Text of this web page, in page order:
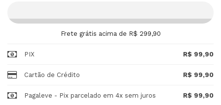
Frete grátis acima de R$ 299,90
PIX R$ 99,90
Cartão de Crédito R$ 99,90
Pagaleve - Pix parcelado em 4x sem juros R$ 99,90